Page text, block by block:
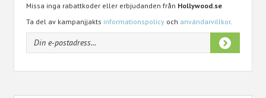
Missa inga rabattkoder eller erbjudanden från Hollywood.se
Ta del av kampanjjakts informationspolicy och användarvillkor.